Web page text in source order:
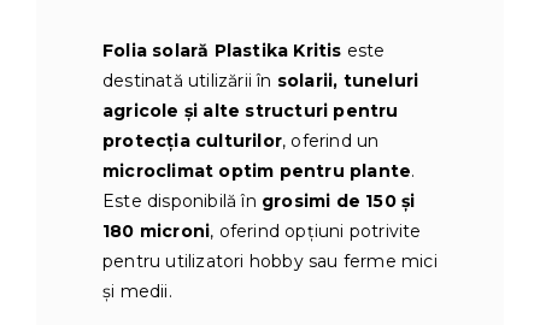
Folia solară Plastika Kritis este
destinată utilizării în solarii, tuneluri
agricole și alte structuri pentru
protecția culturilor, oferind un
microclimat optim pentru plante.
Este disponibilă în grosimi de 150 și
180 microni, oferind opțiuni potrivite
pentru utilizatori hobby sau ferme mici
și medii.